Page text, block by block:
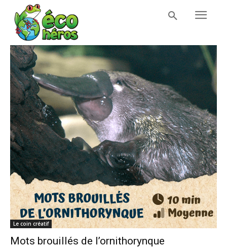
Le coin créatif
Mots brouillés de l’ornithorynque